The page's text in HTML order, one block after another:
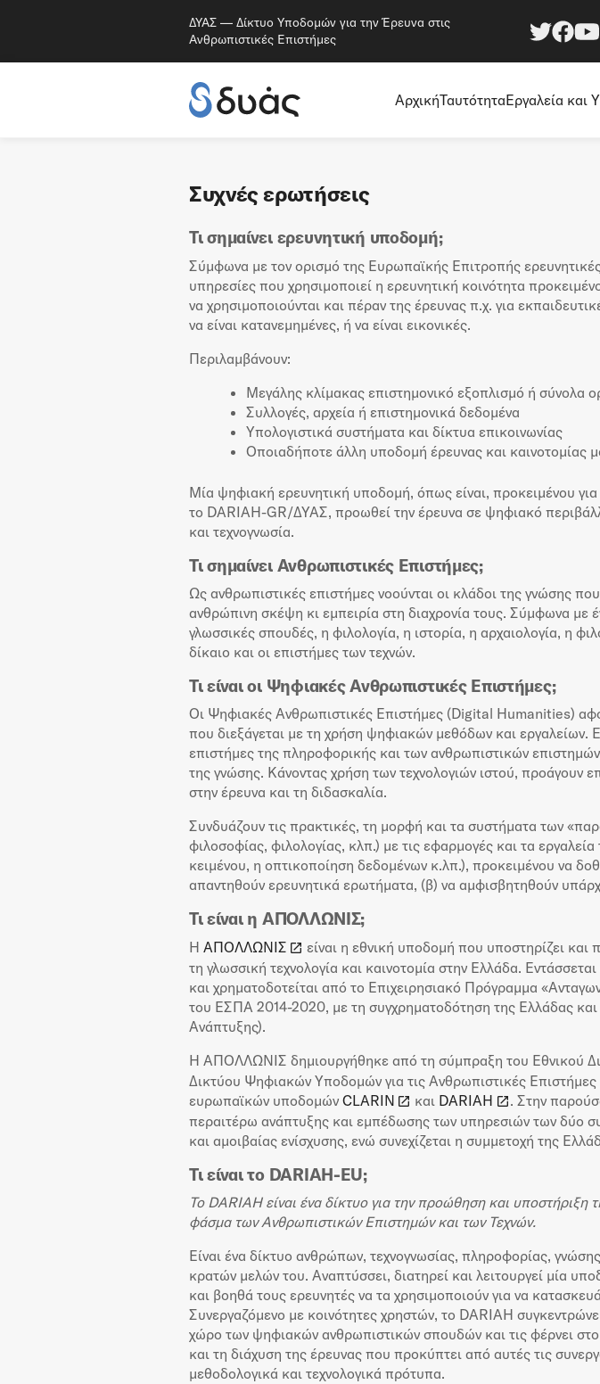
ΔΥΑΣ — Δίκτυο Υποδομών για την Έρευνα στις
Ανθρωπιστικές Επιστήμες
ΑρχικήΤαυτότηταΕργαλεία και
Συχνές ερωτήσεις
Τι σημαίνει ερευνητική υποδομή;
Σύμφωνα με τον ορισμό της Ευρωπαϊκής Επιτροπής
υπηρεσίες που χρησιμοποιεί η ερευνητική κοινότητα
να χρησιμοποιούνται και πέραν της έρευνας π.χ. για
να είναι κατανεμημένες, ή να είναι εικονικές.
Περιλαμβάνουν:
Μεγάλης κλίμακας επιστημονικό εξοπλισμό ή σύνολα
Συλλογές, αρχεία ή επιστημονικά δεδομένα
Υπολογιστικά συστήματα και δίκτυα επικοινωνίας
Οποιαδήποτε άλλη υποδομή έρευνας και καινοτομίας
Μία ψηφιακή ερευνητική υποδομή, όπως είναι, προκειμένου
το DARIAH-GR/ΔΥΑΣ, προωθεί την έρευνα σε ψηφιακό
και τεχνογνωσία.
Τι σημαίνει Ανθρωπιστικές Επιστήμες;
Ως ανθρωπιστικές επιστήμες νοούνται οι κλάδοι της γνώσης
ανθρώπινη σκέψη κι εμπειρία στη διαχρονία τους. Σύμφωνα με
γλωσσικές σπουδές, η φιλολογία, η ιστορία, η αρχαιολογία, η
δίκαιο και οι επιστήμες των τεχνών.
Τι είναι οι Ψηφιακές Ανθρωπιστικές Επιστήμες;
Οι Ψηφιακές Ανθρωπιστικές Επιστήμες (Digital Humanities)
που διεξάγεται με τη χρήση ψηφιακών μεθόδων και εργαλείων.
επιστήμες της πληροφορικής και των ανθρωπιστικών
της γνώσης. Κάνοντας χρήση των τεχνολογιών ιστού, προάγουν
στην έρευνα και τη διδασκαλία.
Συνδυάζουν τις πρακτικές, τη μορφή και τα συστήματα των
φιλοσοφίας, φιλολογίας, κλπ.) με τις εφαρμογές και τα
κειμένου, η οπτικοποίηση δεδομένων κ.λπ.), προκειμένου να
απαντηθούν ερευνητικά ερωτήματα, (β) να αμφισβητηθούν
Τι είναι η ΑΠΟΛΛΩΝΙΣ;
Η ΑΠΟΛΛΩΝΙΣ
είναι η εθνική υποδομή που υποστηρίζει και
τη γλωσσική τεχνολογία και καινοτομία στην Ελλάδα.
και χρηματοδοτείται από το Επιχειρησιακό Πρόγραμμα
του ΕΣΠΑ 2014-2020, με τη συγχρηματοδότηση της Ελλάδας
Ανάπτυξης).
Η ΑΠΟΛΛΩΝΙΣ δημιουργήθηκε από τη σύμπραξη του Εθνικού
Δικτύου Ψηφιακών Υποδομών για τις Ανθρωπιστικές Επιστήμες
ευρωπαϊκών υποδομών CLARIN και DARIAH
. Στην
περαιτέρω ανάπτυξης και εμπέδωσης των υπηρεσιών των δύο
και αμοιβαίας ενίσχυσης, ενώ συνεχίζεται η συμμετοχή της
Τι είναι το DARIAH-EU;
Το DARIAH είναι ένα δίκτυο για την προώθηση και
φάσμα των Ανθρωπιστικών Επιστημών και των Τεχνών.
Είναι ένα δίκτυο ανθρώπων, τεχνογνωσίας, πληροφορίας,
κρατών μελών του. Αναπτύσσει, διατηρεί και λειτουργεί μία
και βοηθά τους ερευνητές να τα χρησιμοποιούν για να
Συνεργαζόμενο με κοινότητες χρηστών, το DARIAH
χώρο των ψηφιακών ανθρωπιστικών σπουδών και τις φέρνει
και τη διάχυση της έρευνας που προκύπτει από αυτές τις
μεθοδολογικά και τεχνολογικά πρότυπα.